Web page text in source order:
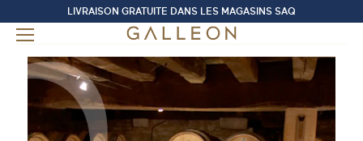
LIVRAISON GRATUITE DANS LES MAGASINS SAQ